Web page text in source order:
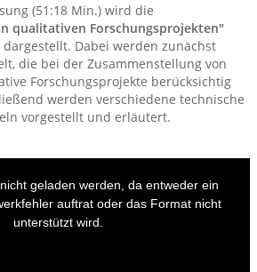
(51:18 Min.) wird die
qualitativen Forschungsprojekten"
Dabei werden zunächst
die bei der Zusammenstellung von
Forschungsprojekte berücksichtig
werden verschiedene technische
vorgestellt und erläutert.